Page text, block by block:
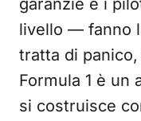
garanzie e i
livello — fanno
tratta di
Formula 1 è un
si costruisce